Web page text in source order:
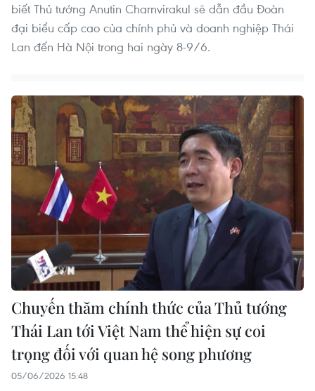
biết Thủ tướng Anutin Charnvirakul sẽ dẫn đầu Đoàn
đại biểu cấp cao của chính phủ và doanh nghiệp Thái
Lan đến Hà Nội trong hai ngày 8-9/6.
Chuyến thăm chính thức của Thủ tướng
Thái Lan tới Việt Nam thể hiện sự coi
trọng đối với quan hệ song phương
05/06/2026 15:48